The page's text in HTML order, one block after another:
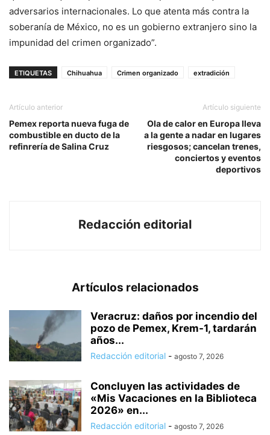
adversarios internacionales. Lo que atenta más contra la
soberanía de México, no es un gobierno extranjero sino la
impunidad del crimen organizado”.
ETIQUETAS Chihuahua Crimen organizado extradición
Artículo anterior
Pemex reporta nueva fuga de
combustible en ducto de la
refinrería de Salina Cruz
Artículo siguiente
Ola de calor en Europa lleva
a la gente a nadar en lugares
riesgosos; cancelan trenes,
conciertos y eventos
deportivos
Redacción editorial
Artículos relacionados
Veracruz: daños por incendio del
pozo de Pemex, Krem-1, tardarán
años...
Redacción editorial - agosto 7, 2026
Concluyen las actividades de
«Mis Vacaciones en la Biblioteca
2026» en...
Redacción editorial - agosto 7, 2026